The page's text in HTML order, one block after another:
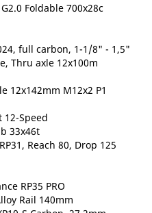
Foldable 700x28c
full carbon, 1-1/8" - 1,5"
Thru axle 12x100m
12x142mm M12x2 P1
12-Speed
33x46t
Reach 80, Drop 125
RP35 PRO
Rail 140mm